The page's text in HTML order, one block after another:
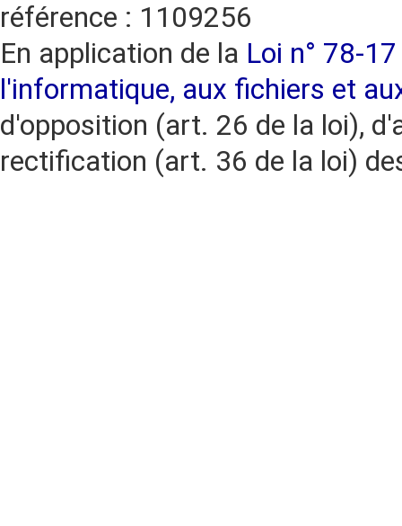
référence : 1109256
En application de la Loi n° 78-
l'informatique, aux fichiers et
d'opposition (art. 26 de la loi),
rectification (art. 36 de la loi)